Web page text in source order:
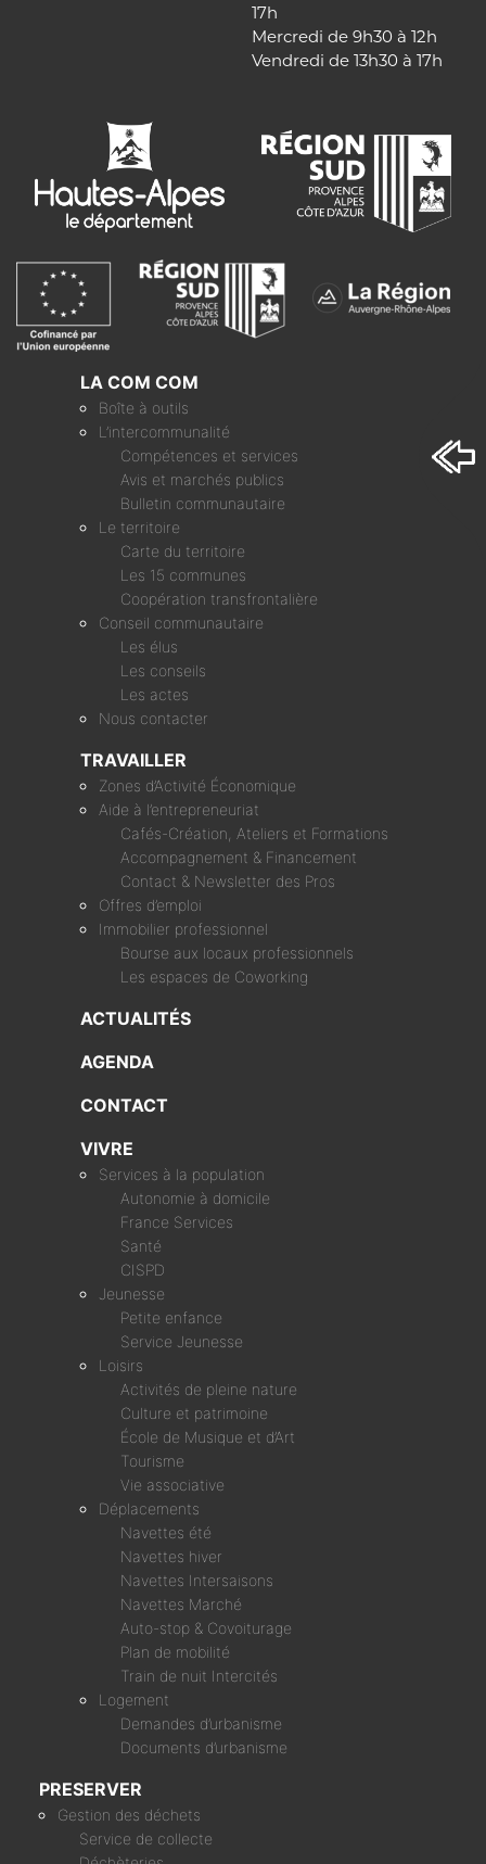
17h
Mercredi de 9h30 à 12h
Vendredi de 13h30 à 17h
LA COM COM
Boîte à outils
L’intercommunalité
Compétences et services
Avis et marchés publics
Bulletin communautaire
Le territoire
Carte du territoire
Les 15 communes
Coopération transfrontalière
Conseil communautaire
Les élus
Les conseils
Les actes
Nous contacter
TRAVAILLER
Zones d’Activité Économique
Aide à l’entrepreneuriat
Cafés-Création, Ateliers et Formations
Accompagnement & Financement
Contact & Newsletter des Pros
Offres d’emploi
Immobilier professionnel
Bourse aux locaux professionnels
Les espaces de Coworking
ACTUALITÉS
AGENDA
CONTACT
VIVRE
Services à la population
Autonomie à domicile
France Services
Santé
CISPD
Jeunesse
Petite enfance
Service Jeunesse
Loisirs
Activités de pleine nature
Culture et patrimoine
École de Musique et d’Art
Tourisme
Vie associative
Déplacements
Navettes été
Navettes hiver
Navettes Intersaisons
Navettes Marché
Auto-stop & Covoiturage
Plan de mobilité
Train de nuit Intercités
Logement
Demandes d’urbanisme
Documents d’urbanisme
PRESERVER
Gestion des déchets
Service de collecte